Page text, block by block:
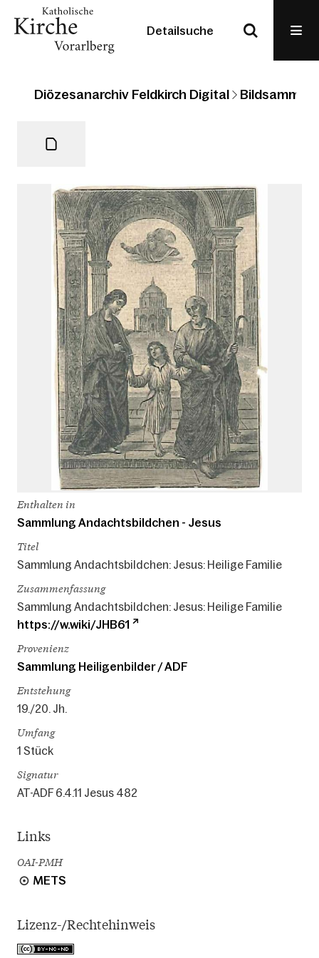
Detailsuche
Diözesanarchiv Feldkirch Digital
Enthalten in
Sammlung Andachtsbildchen - Jesus
Titel
Sammlung Andachtsbildchen: Jesus: Heilige Familie
Zusammenfassung
Sammlung Andachtsbildchen: Jesus: Heilige Familie
https://w.wiki/JHB61
Provenienz
Sammlung Heiligenbilder / ADF
Entstehung
19./20. Jh.
Umfang
1 Stück
Signatur
AT-ADF 6.4.11 Jesus 482
Links
OAI-PMH
METS
Lizenz-/Rechtehinweis